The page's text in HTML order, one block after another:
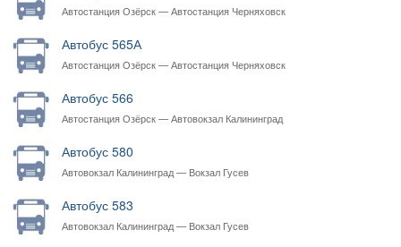
Автостанция Озёрск — Автостанция Черняховск
Автобус 565А
Автостанция Озёрск — Автостанция Черняховск
Автобус 566
Автостанция Озёрск — Автовокзал Калининград
Автобус 580
Автовокзал Калининград — Вокзал Гусев
Автобус 583
Автовокзал Калининград — Вокзал Гусев